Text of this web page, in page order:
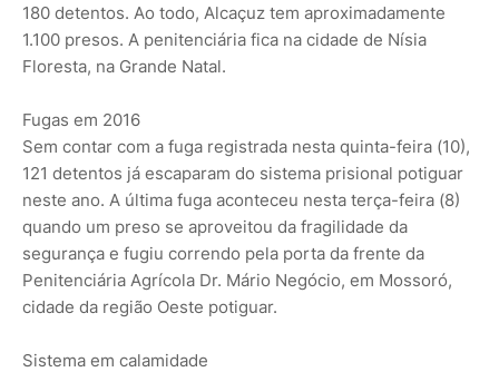
180 detentos. Ao todo, Alcaçuz tem aproximadamente
1.100 presos. A penitenciária fica na cidade de Nísia
Floresta, na Grande Natal.
Fugas em 2016
Sem contar com a fuga registrada nesta quinta-feira (10),
121 detentos já escaparam do sistema prisional potiguar
neste ano. A última fuga aconteceu nesta terça-feira (8)
quando um preso se aproveitou da fragilidade da
segurança e fugiu correndo pela porta da frente da
Penitenciária Agrícola Dr. Mário Negócio, em Mossoró,
cidade da região Oeste potiguar.
Sistema em calamidade